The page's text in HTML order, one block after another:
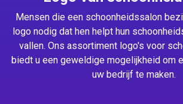
Mensen die een schoonheidssalon
logo nodig dat hen helpt hun
vallen. Ons assortiment logo's voor
biedt u een geweldige mogelijkheid om
uw bedrijf te maken.